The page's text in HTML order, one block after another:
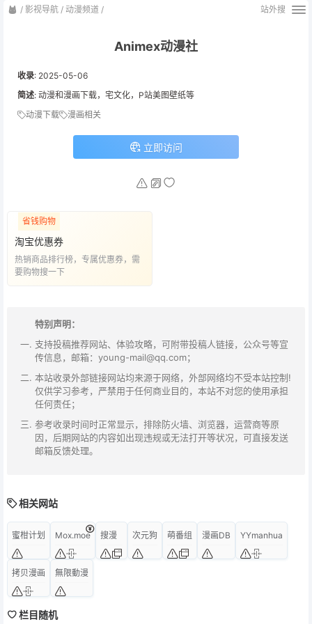
/ 影视导航 / 动漫频道 / 站外搜
Animex动漫社
收录: 2025-05-06
简述: 动漫和漫画下载，宅文化，P站美图壁纸等
动漫下载
漫画相关
立即访问
省钱购物
淘宝优惠券
热销商品排行榜，专属优惠券，需
要购物搜一下
特别声明：
支持投稿推荐网站、体验攻略，可附带投稿人链接，公众号等宣
传信息，邮箱：young-mail@qq.com；
本站收录外部链接网站均来源于网络，外部网络均不受本站控制!
仅供学习参考，严禁用于任何商业目的，本站不对您的使用承担
任何责任；
参考收录时间时正常显示，排除防火墙、浏览器，运营商等原
因，后期网站的内容如出现违规或无法打开等状况，可直接发送
邮箱反馈处理。
相关网站
蜜柑计划 Mox.moe 搜漫 次元狗 萌番组 漫画DB YYmanhua
拷贝漫画 無限動漫
栏目随机